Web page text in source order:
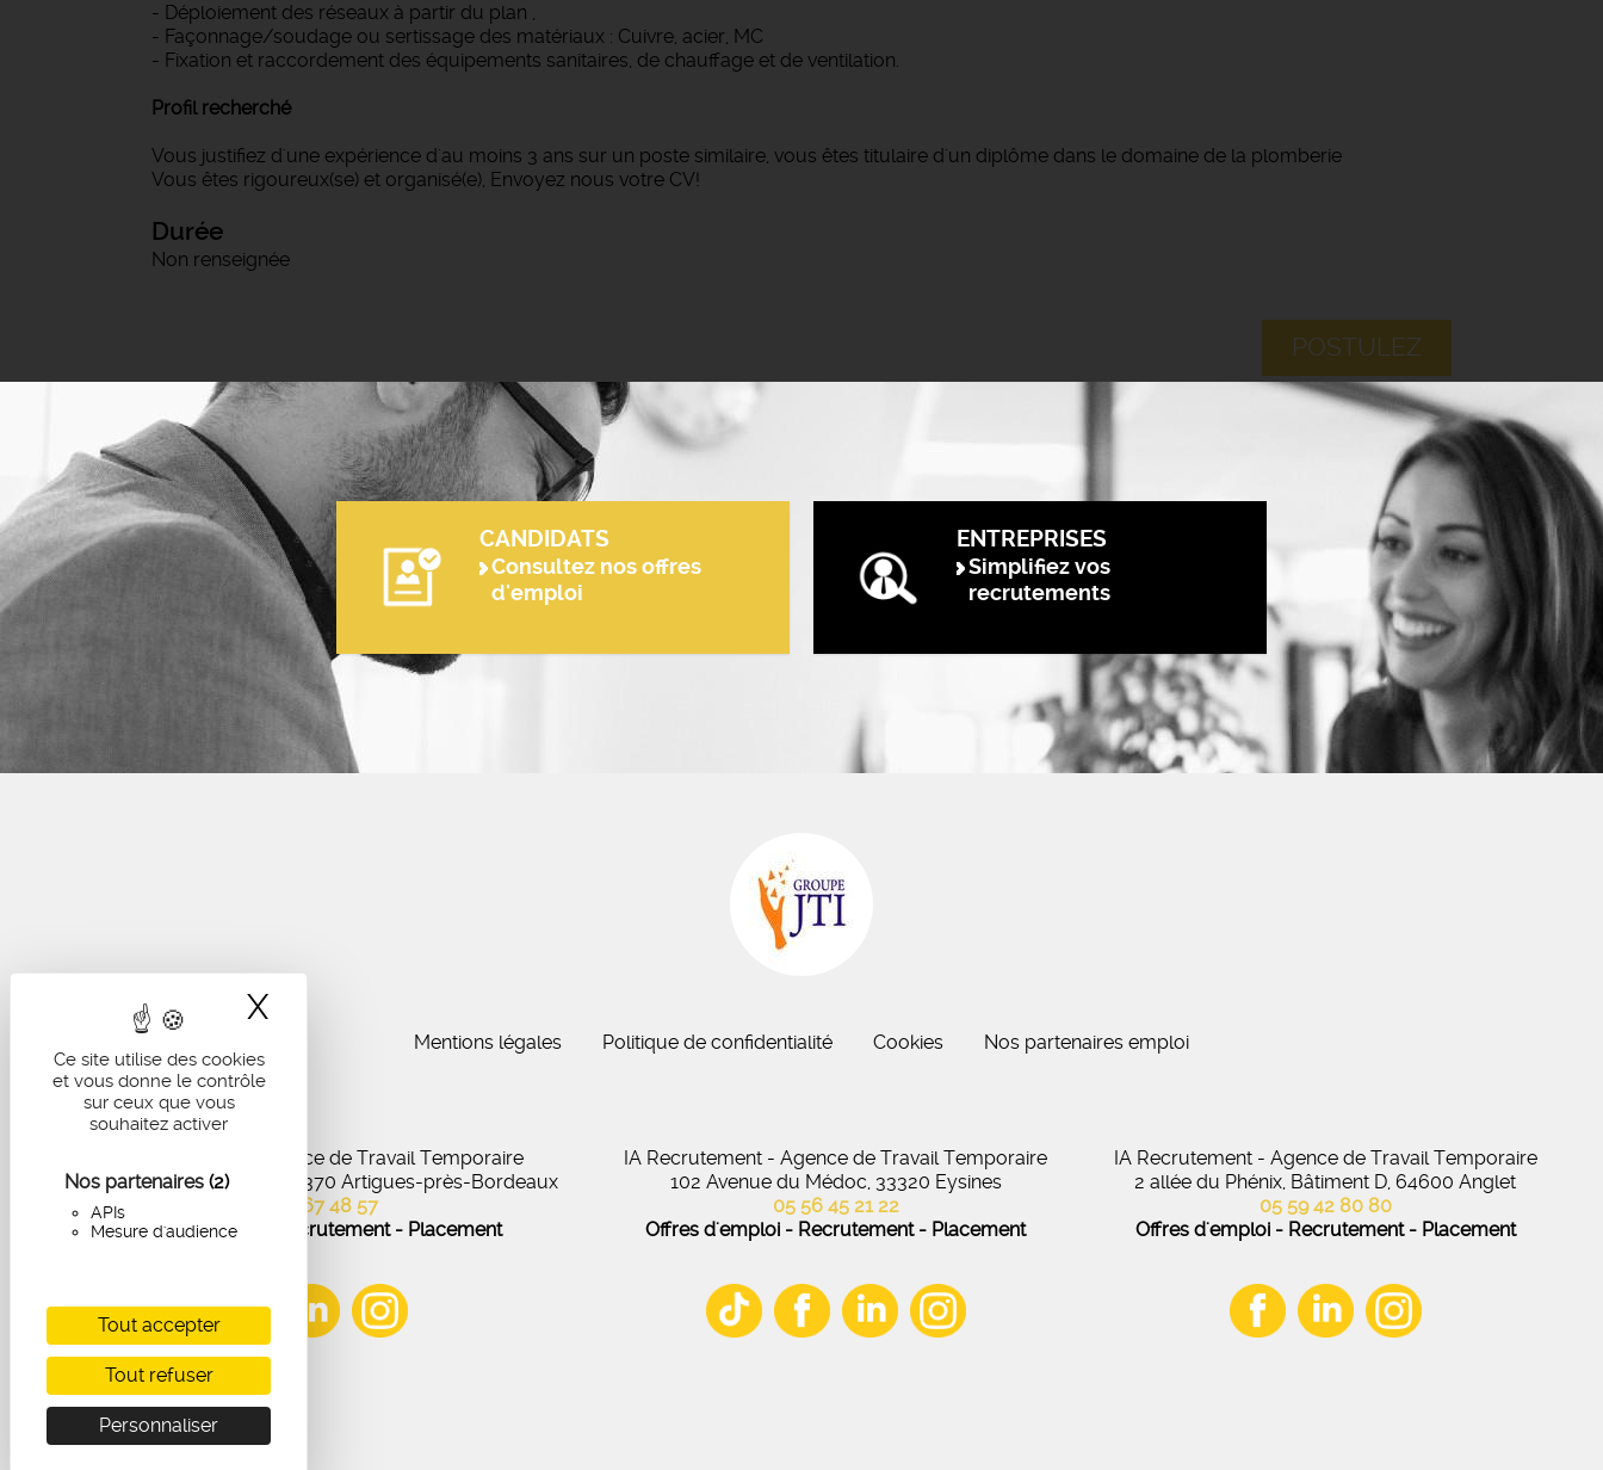
Ce site utilise des cookies
et vous donne le contrôle
sur ceux que vous
souhaitez activer
Nos partenaires (2)
APIs
Mesure d'audience
Tout accepter
Tout refuser
Personnaliser
X
- Déploiement des réseaux à partir du plan ,
- Façonnage/soudage ou sertissage des matériaux : Cuivre, acier, MC
- Fixation et raccordement des équipements sanitaires, de chauffage et de ventilation.
Profil recherché
Vous justifiez d'une expérience d'au moins 3 ans sur un poste similaire, vous êtes titulaire d'un diplôme dans le domaine de la plomberie
Vous êtes rigoureux(se) et organisé(e), Envoyez nous votre CV!
Durée
Non renseignée
POSTULEZ
CANDIDATS
Consultez nos offres
d'emploi
ENTREPRISES
Simplifiez vos
recrutements
Mentions légales Politique de confidentialité Cookies Nos partenaires emploi
IA Recrutement - Agence de Travail Temporaire
27 Avenue de Virecourt, 33370 Artigues-près-Bordeaux
05 56 67 48 57
Offres d'emploi - Recrutement - Placement
IA Recrutement - Agence de Travail Temporaire
102 Avenue du Médoc, 33320 Eysines
05 56 45 21 22
Offres d'emploi - Recrutement - Placement
IA Recrutement - Agence de Travail Temporaire
2 allée du Phénix, Bâtiment D, 64600 Anglet
05 59 42 80 80
Offres d'emploi - Recrutement - Placement